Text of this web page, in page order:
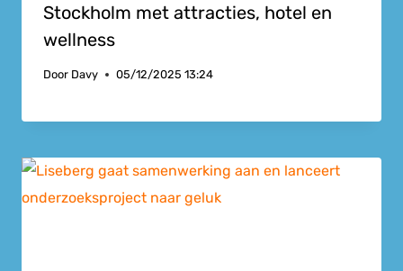
Stockholm met attracties, hotel en
wellness
Door Davy 05/12/2025 13:24